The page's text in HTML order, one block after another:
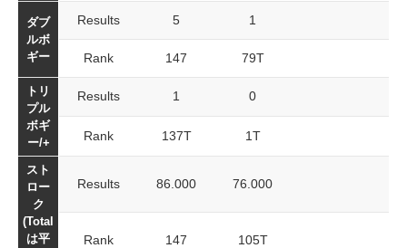
ダブ
ルボ
ギー
Results 5 1
Rank 147 79T
トリ
プル
ボギ
ー/+
Results 1 0
Rank 137T 1T
スト
ロー
ク
(Total
は平
Results 86.000 76.000
Rank 147 105T